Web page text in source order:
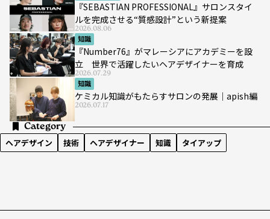
『SEBASTIAN PROFESSIONAL』サロンスタイ
ルを完成させる“質感設計”という新提案
2026.08.06
知識
『Number76』がマレーシアにアカデミーを設
立 世界で活躍したいヘアデザイナーを育成
2026.07.29
知識
ケミカル知識がもたらすサロンの発展｜apish編
2026.07.17
Category
ヘアデザイン 技術 ヘアデザイナー 知識 タイアップ